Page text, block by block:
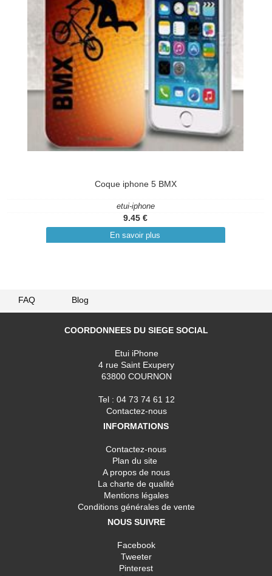
Coque iphone 5 BMX
etui-iphone
9.45 €
En savoir plus
FAQ Blog
COORDONNEES DU SIEGE SOCIAL
Etui iPhone
4 rue Saint Exupery
63800 COURNON
Tel : 04 73 74 61 12
Contactez-nous
INFORMATIONS
Contactez-nous
Plan du site
A propos de nous
La charte de qualité
Mentions légales
Conditions générales de vente
NOUS SUIVRE
Facebook
Tweeter
Pinterest